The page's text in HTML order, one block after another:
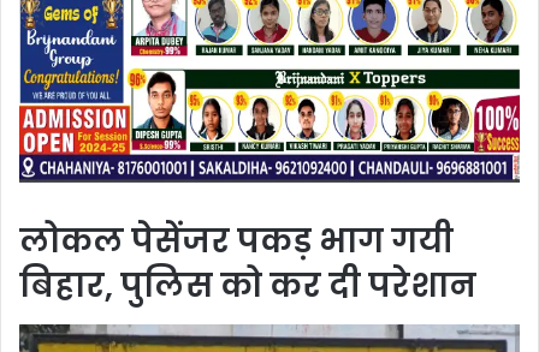
लोकल पेसेंजर पकड़ भाग गयी
बिहार, पुलिस को कर दी परेशान